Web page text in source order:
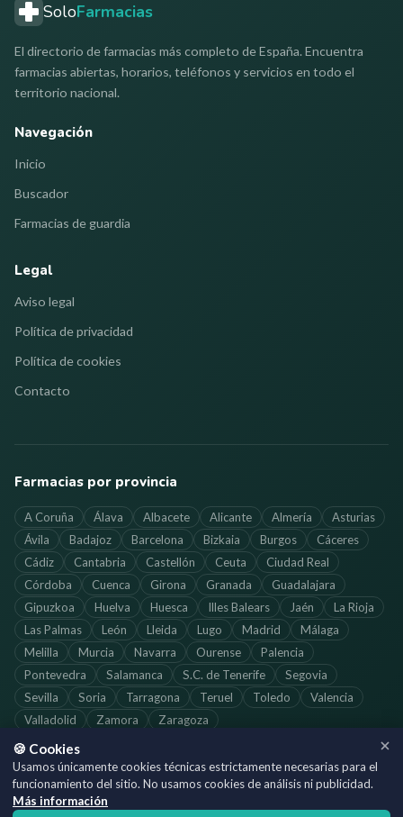
SoloFarmacias
El directorio de farmacias más completo de España. Encuentra
farmacias abiertas, horarios, teléfonos y servicios en todo el
territorio nacional.
Navegación
Inicio
Buscador
Farmacias de guardia
Legal
Aviso legal
Política de privacidad
Política de cookies
Contacto
Farmacias por provincia
A Coruña Álava Albacete Alicante Almería
Asturias
Ávila
Badajoz Barcelona Bizkaia Burgos
Cáceres
Cádiz
Cantabria Castellón Ceuta
Ciudad Real
Córdoba
Cuenca Girona Granada
Guadalajara
Gipuzkoa
Huelva Huesca Illes Balears Jaén
La Rioja
Las Palmas
León Lleida Lugo Madrid
Málaga
Melilla
Murcia Navarra Ourense
Palencia
Pontevedra
Salamanca S.C. de Tenerife
Segovia
Sevilla
Soria Tarragona Teruel Toledo
Valencia
Valladolid
Zamora Zaragoza
©2026SoloFarmacias.es — Todos los derechos reservados
Información actualizada. Verifica los horarios directamente con cada
🍪 Cookies
Usamos únicamente cookies técnicas estrictamente necesarias para el
funcionamiento del sitio. No usamos cookies de análisis ni publicidad.
Más información